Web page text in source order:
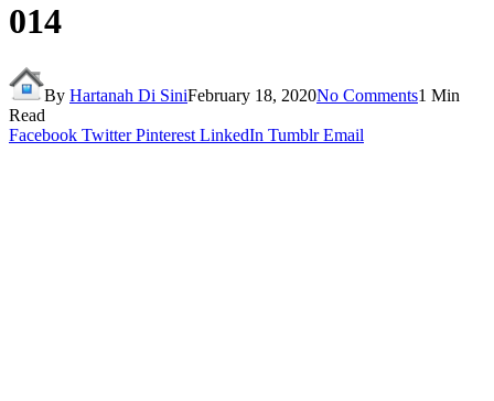
014
By Hartanah Di SiniFebruary 18, 2020No Comments1 Min
Read
Facebook Twitter Pinterest LinkedIn Tumblr Email